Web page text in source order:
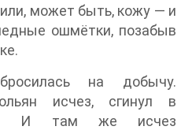
может быть, кожу — и
ошмётки, позабыв
на добычу.
исчез, сгинул в
И там же исчез